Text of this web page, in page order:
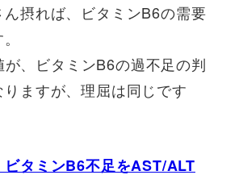
ん摂れば、ビタミンB6の需要
。
、ビタミンB6の過不足の判
ますが、理屈は同じです
ビタミンB6不足をAST/ALT